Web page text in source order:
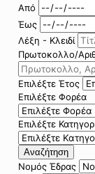
Από
Έως
Λέξη - Κλειδί
Πρωτοκολλο/
Επιλέξτε Έτος
Επιλέξτε Φορέα
Επιλέξτε
Αναζήτηση
Νομός Έδρας